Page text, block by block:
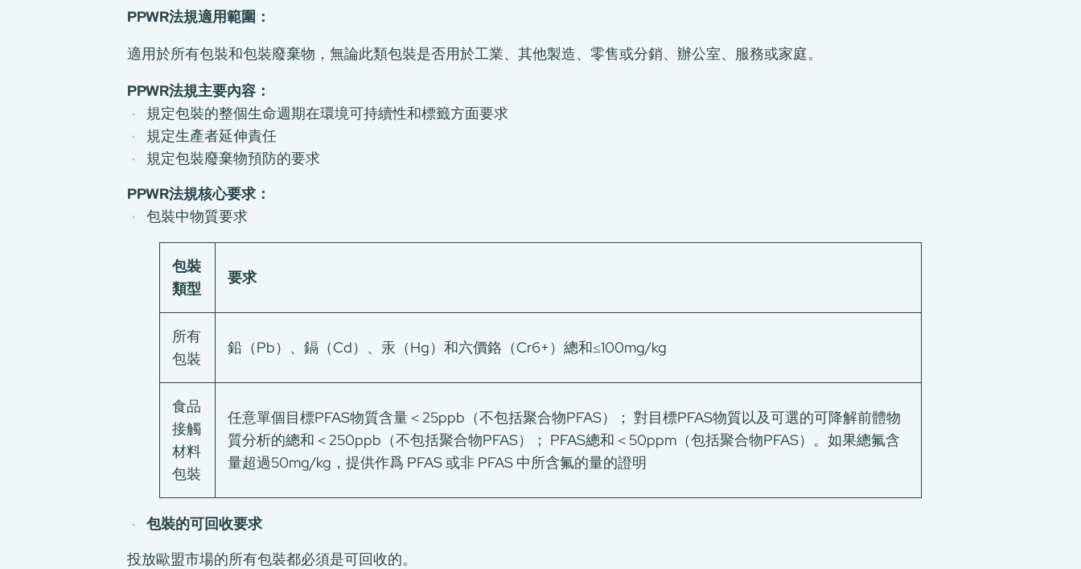
PPWR法規適用範圍：
適用於所有包裝和包裝廢棄物，無論此類包裝是否用於工業、其他製造、零售或分銷、辦公室、服務或家庭。
PPWR法規主要內容：
規定包裝的整個生命週期在環境可持續性和標籤方面要求
規定生產者延伸責任
規定包裝廢棄物預防的要求
PPWR法規核心要求：
包裝中物質要求
包裝
類型
要求
所有
包裝
鉛（Pb）、鎘（Cd）、汞（Hg）和六價鉻（Cr6+）總和≤100mg/kg
食品
接觸
材料
包裝
任意單個目標PFAS物質含量＜25ppb（不包括聚合物PFAS）； 對目標PFAS物質以及可選的可降解前體物
質分析的總和＜250ppb（不包括聚合物PFAS）； PFAS總和＜50ppm（包括聚合物PFAS）。如果總氟含
量超過50mg/kg，提供作爲 PFAS 或非 PFAS 中所含氟的量的證明
包裝的可回收要求
投放歐盟市場的所有包裝都必須是可回收的。